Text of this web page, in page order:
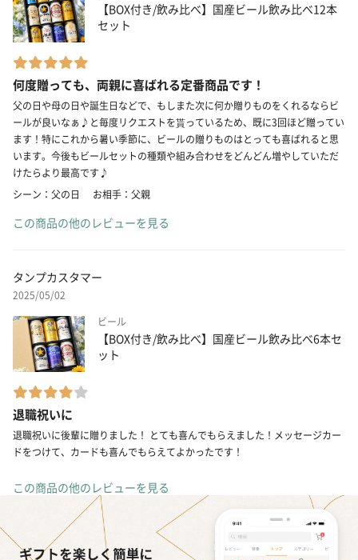
【BOX付き/飲み比べ】国産ビール飲み比べ12本
セット
何度贈っても、両親に喜ばれる定番商品です！
父の日や母の日や誕生日などで、もしまた次に何か贈りものをくれるならビ
ールが良いなぁ♪と毎度リクエストを貰っているため、既に3回ほど贈ってい
ます！特にこれから暑い季節に、ビールの贈りものはとっても喜ばれると思
います。今後もビールセットの種類や組み合わせをどんどん増やしていただ
けたらより最高です♪
シーン：父の日
お相手：父親
この商品の他のレビューを見る
タンプカスタマー
2025/05/02
ビール
【BOX付き/飲み比べ】国産ビール飲み比べ6本セ
ット
退職祝いに
退職祝いに後輩に贈りました！ とても喜んでもらえました！メッセージカー
ドをつけて、カードも喜んでもらえてよかったです！
この商品の他のレビューを見る